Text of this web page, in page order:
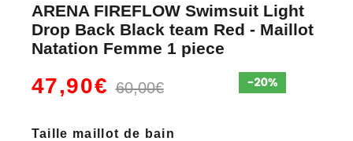
ARENA FIREFLOW Swimsuit Light
Drop Back Black team Red - Maillot
Natation Femme 1 piece
47,90€60,00€
Taille maillot de bain